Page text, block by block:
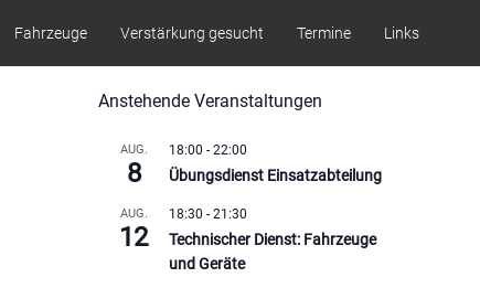
Fahrzeuge Verstärkung gesucht Termine Links
Anstehende Veranstaltungen
AUG.
8
18:00 -22:00
Übungsdienst Einsatzabteilung
AUG.
12
18:30 -21:30
Technischer Dienst: Fahrzeuge
und Geräte